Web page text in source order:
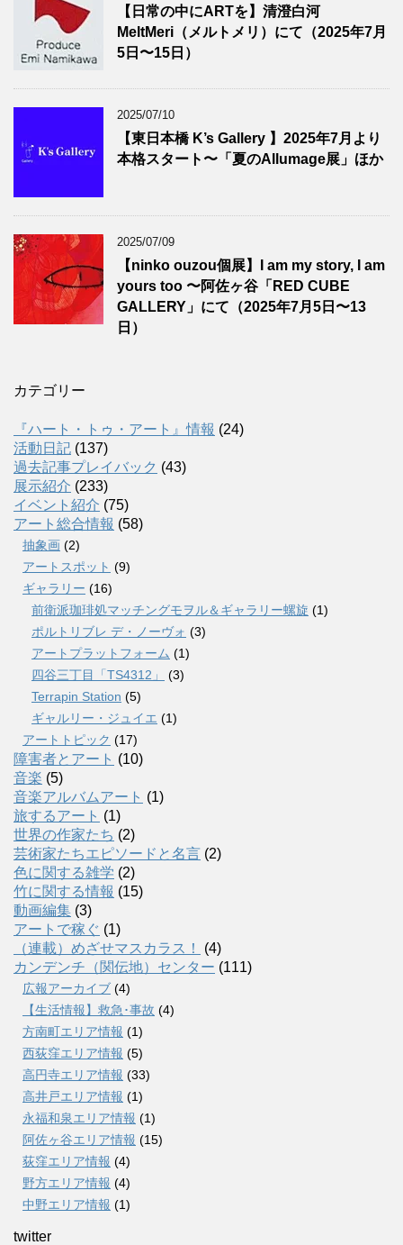
【日常の中にARTを】清澄白河
MeltMeri（メルトメリ）にて（2025年7月
5日〜15日）
2025/07/10
【東日本橋 K’s Gallery 】2025年7月より
本格スタート〜「夏のAllumage展」ほか
2025/07/09
【ninko ouzou個展】I am my story, I am
yours too 〜阿佐ヶ谷「RED CUBE
GALLERY」にて（2025年7月5日〜13
日）
カテゴリー
『ハート・トゥ・アート』情報 (24)
活動日記 (137)
過去記事プレイバック (43)
展示紹介 (233)
イベント紹介 (75)
アート総合情報 (58)
抽象画 (2)
アートスポット (9)
ギャラリー (16)
前衛派珈琲処マッチングモヲル＆ギャラリー螺旋 (1)
ポルトリブレ デ・ノーヴォ (3)
アートプラットフォーム (1)
四谷三丁目「TS4312」
(3)
Terrapin Station (5)
ギャルリー・ジュイエ (1)
アートトピック (17)
障害者とアート (10)
音楽 (5)
音楽アルバムアート (1)
旅するアート (1)
世界の作家たち (2)
芸術家たちエピソードと名言 (2)
色に関する雑学 (2)
竹に関する情報 (15)
動画編集 (3)
アートで稼ぐ (1)
（連載）めざせマスカラス！
(4)
カンデンチ（関伝地）センター (111)
広報アーカイブ (4)
【生活情報】救急･事故 (4)
方南町エリア情報 (1)
西荻窪エリア情報 (5)
高円寺エリア情報 (33)
高井戸エリア情報 (1)
永福和泉エリア情報 (1)
阿佐ヶ谷エリア情報 (15)
荻窪エリア情報 (4)
野方エリア情報 (4)
中野エリア情報 (1)
twitter